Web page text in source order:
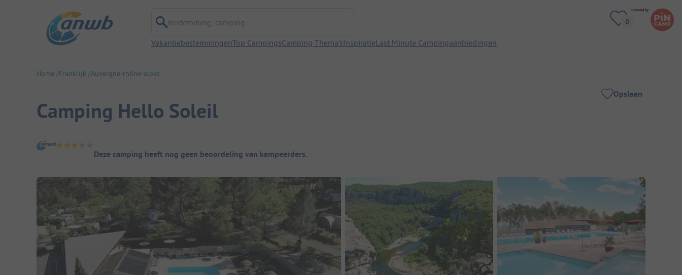
Bestemming, camping
VakantiebestemmingenTop CampingsCamping Thema'sInspiratieLast Minute Campingaanbiedingen
Home Frankrijk Auvergne-rhône-alpes
Camping Hello Soleil
Opslaan
Camping overzicht
Deze camping heeft nog geen beoordeling van kampeerders.